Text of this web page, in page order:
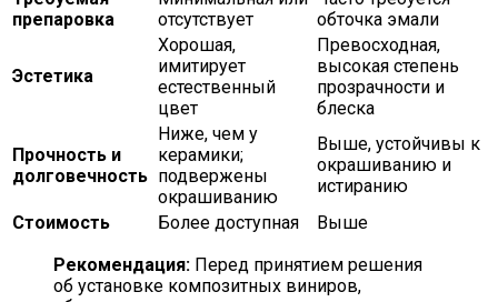
препаровка
отсутствует
обточка эмали
Эстетика
Хорошая,
имитирует
естественный
цвет
Превосходная,
высокая степень
прозрачности и
блеска
Прочность и
долговечность
Ниже, чем у
керамики;
подвержены
окрашиванию
Выше, устойчивы к
окрашиванию и
истиранию
Стоимость
Более доступная
Выше
Рекомендация: Перед принятием решения
об установке композитных виниров,